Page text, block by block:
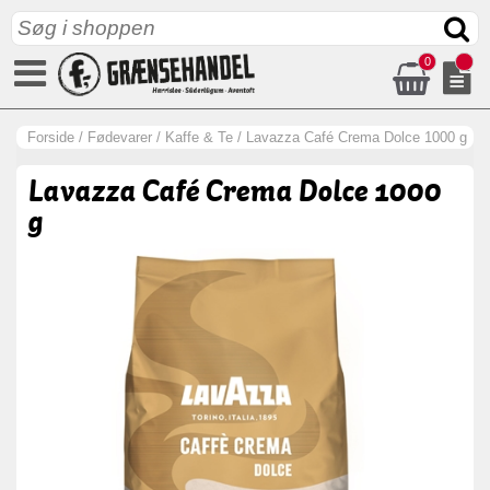
0
Forside / Fødevarer / Kaffe & Te / Lavazza Café Crema Dolce 1000 g
Lavazza Café Crema Dolce 1000
g